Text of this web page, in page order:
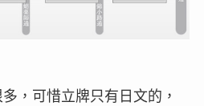
，可惜立牌只有日文的，